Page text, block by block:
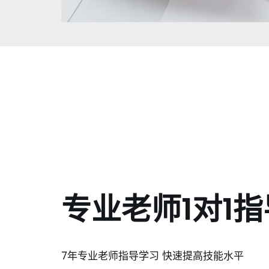
专业老师1对1
7年专业老师指导学习 快速提高技能水平